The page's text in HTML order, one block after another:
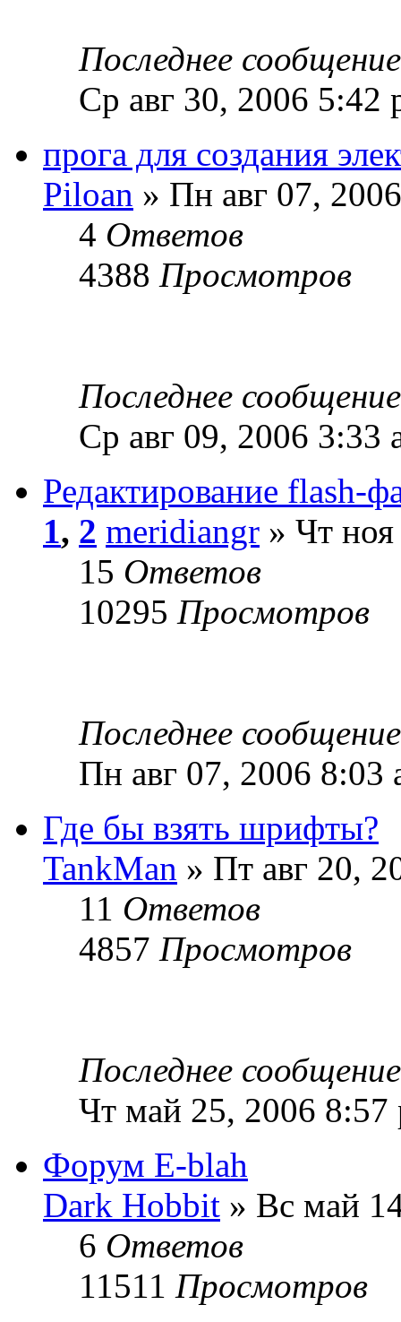
Последнее
Ср авг 30, 2006 5:42
прога для создания
Piloan » Пн авг 07,
4 Ответов
4388 Просмотров
Последнее
Ср авг 09, 2006 3:33
Редактирование flash-
1, 2 meridiangr » Чт
15 Ответов
10295 Просмотров
Последнее
Пн авг 07, 2006 8:03
Где бы взять шрифты?
TankMan » Пт авг 20,
11 Ответов
4857 Просмотров
Последнее
Чт май 25, 2006 8:57
Форум E-blah
Dark Hobbit » Вс май
6 Ответов
11511 Просмотров